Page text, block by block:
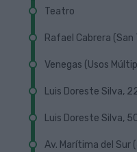
Teatro
Próxima Guagua
Localizar parada
Cómo llegar
Rafael Cabrera (San
Próxima Guagua
Localizar parada
Cómo llegar
Venegas (Usos
Próxima Guagua
Localizar parada
Cómo llegar
Luis Doreste Silva,
Próxima Guagua
Localizar parada
Luis Doreste Silva,
Próxima Guagua
Av. Marítima del Sur